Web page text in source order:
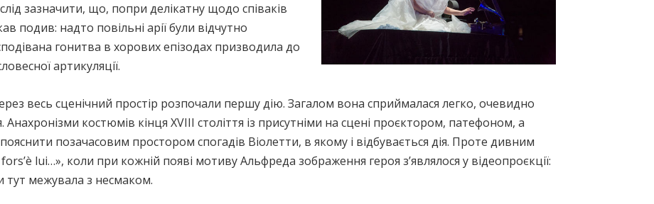
зазначити, що, попри делікатну щодо співаків
подив: надто повільні арії були відчутно
гонитва в хорових епізодах призводила до
артикуляції.
весь сценічний простір розпочали першу дію. Загалом вона сприймалася легко, очевидно
костюмів кінця XVIII століття із присутніми на сцені проєктором, патефоном, а
позачасовим простором спогадів Віолетти, в якому і відбувається дія. Проте дивним
lui…», коли при кожній появі мотиву Альфреда зображення героя з’являлося у відеопроєкції:
тут межувала з несмаком.